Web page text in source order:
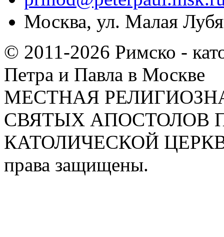
Москва, ул. Малая
© 2011-2026 Римско -
Петра и Павла в Москве
МЕСТНАЯ
СВЯТЫХ АПОСТОЛОВ
КАТОЛИЧЕСКОЙ
права защищены.